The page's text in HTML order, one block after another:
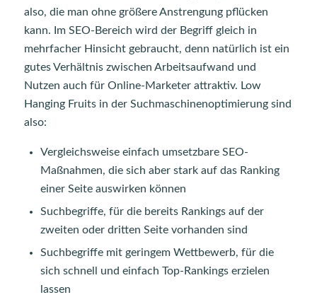
also, die man ohne größere Anstrengung pflücken
kann. Im SEO-Bereich wird der Begriff gleich in
mehrfacher Hinsicht gebraucht, denn natürlich ist ein
gutes Verhältnis zwischen Arbeitsaufwand und
Nutzen auch für Online-Marketer attraktiv. Low
Hanging Fruits in der Suchmaschinenoptimierung sind
also:
Vergleichsweise einfach umsetzbare SEO-
Maßnahmen, die sich aber stark auf das Ranking
einer Seite auswirken können
Suchbegriffe, für die bereits Rankings auf der
zweiten oder dritten Seite vorhanden sind
Suchbegriffe mit geringem Wettbewerb, für die
sich schnell und einfach Top-Rankings erzielen
lassen